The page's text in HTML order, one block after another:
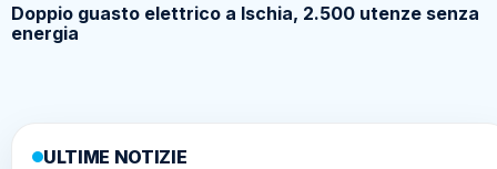
Doppio guasto elettrico a Ischia, 2.500 utenze senza
energia
ULTIME NOTIZIE